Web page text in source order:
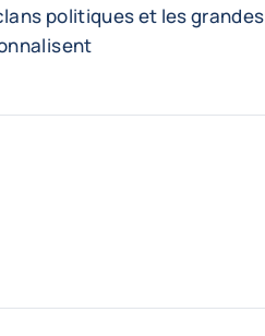
politiques et les grandes